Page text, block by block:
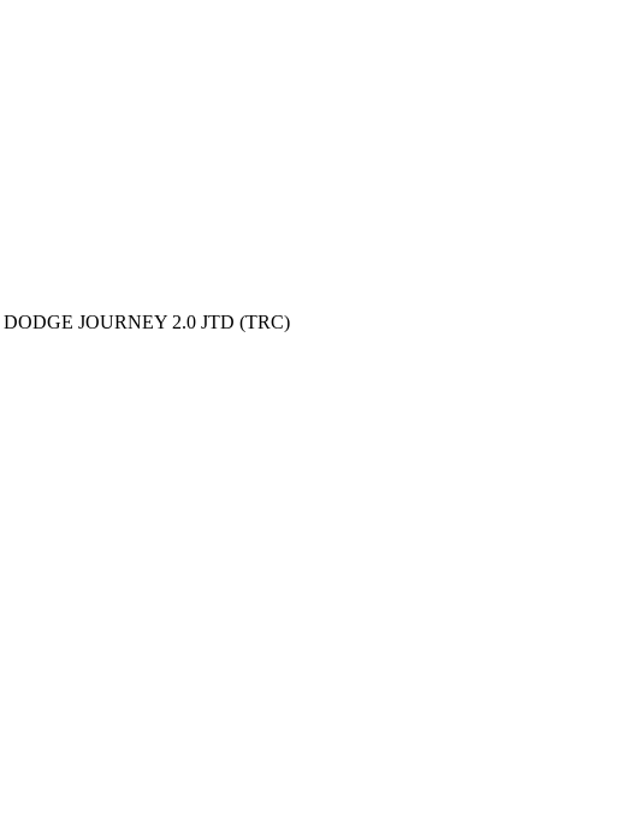
JOURNEY 2.0 JTD (TRC)